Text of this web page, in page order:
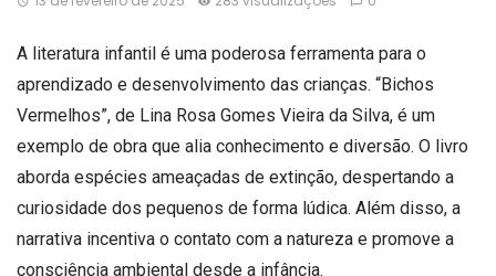
A literatura infantil é uma poderosa ferramenta para o
aprendizado e desenvolvimento das crianças. “Bichos
Vermelhos”, de Lina Rosa Gomes Vieira da Silva, é um
exemplo de obra que alia conhecimento e diversão. O livro
aborda espécies ameaçadas de extinção, despertando a
curiosidade dos pequenos de forma lúdica. Além disso, a
narrativa incentiva o contato com a natureza e promove a
consciência ambiental desde a infância.